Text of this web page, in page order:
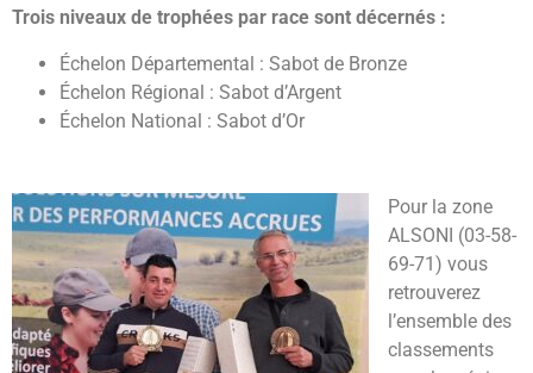
Trois niveaux de trophées par race sont décernés :
Échelon Départemental : Sabot de Bronze
Échelon Régional : Sabot d’Argent
Échelon National : Sabot d’Or
Pour la zone
ALSONI (03-58-
69-71) vous
retrouverez
l’ensemble des
classements